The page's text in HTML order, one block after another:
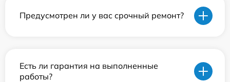
Предусмотрен ли у вас срочный ремонт?
Есть ли гарантия на выполненные
работы?